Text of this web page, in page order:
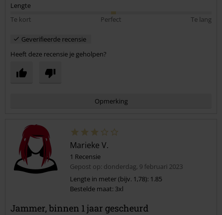
Lengte
Te kort
Perfect Te lang
Geverifieerde recensie
Heeft deze recensie je geholpen?
Opmerking
Commentaar versturen
Marieke V.
1 Recensie
Gepost op: donderdag, 9 februari 2023
Lengte in meter (bijv. 1,78): 1.85
Bestelde maat: 3xl
Jammer, binnen 1 jaar gescheurd